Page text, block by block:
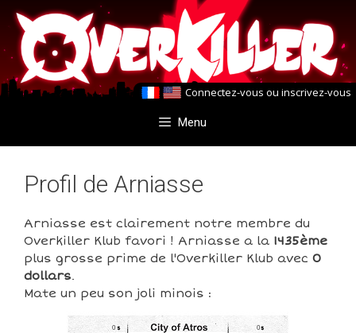
Aller
au
contenu
Aller
au
contenu
Connectez-vous ou inscrivez-vous
Menu
Profil de Arniasse
Arniasse est clairement notre membre du
Overkiller Klub favori ! Arniasse a la 1435ème
plus grosse prime de l'Overkiller Klub avec 0
dollars.
Mate un peu son joli minois :
0 0